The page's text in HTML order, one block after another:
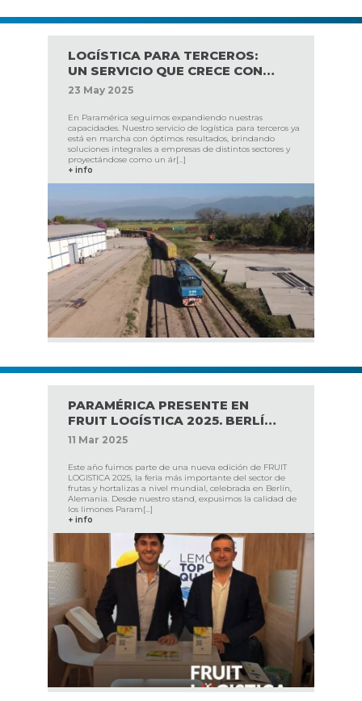
LOGÍSTICA PARA TERCEROS:
UN SERVICIO QUE CRECE CON
FUERZA EN PARAMÉRICA
23 May 2025
En Paramérica seguimos expandiendo nuestras
capacidades. Nuestro servicio de logística para terceros ya
está en marcha con óptimos resultados, brindando
soluciones integrales a empresas de distintos sectores y
proyectándose como un ár[...]
+ info
PARAMÉRICA PRESENTE EN
FRUIT LOGÍSTICA 2025. BERLÍN,
ALEMANIA
11 Mar 2025
Este año fuimos parte de una nueva edición de FRUIT
LOGISTICA 2025, la feria más importante del sector de
frutas y hortalizas a nivel mundial, celebrada en Berlín,
Alemania. Desde nuestro stand, expusimos la calidad de
los limones Param[...]
+ info